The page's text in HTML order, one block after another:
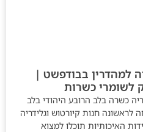
למהדרין בבודפשט |
לשומרי כשרות
כשרה בלב הרובע היהודי בלב
חנות קיורטוש וגלידריה
האיכותיות תוכלו למצוא